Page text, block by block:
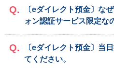
〔eダイレクト預金〕な
ォン認証サービス限定な
〔eダイレクト預金〕当
てください。